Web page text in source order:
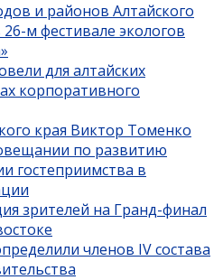
и районов Алтайского
м фестивале экологов
для алтайских
корпоративного
края Виктор Томенко
по развитию
гостеприимства в
зрителей на Гранд-финал
членов IV состава